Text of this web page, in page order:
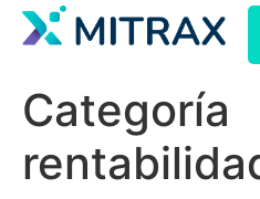
Categoría